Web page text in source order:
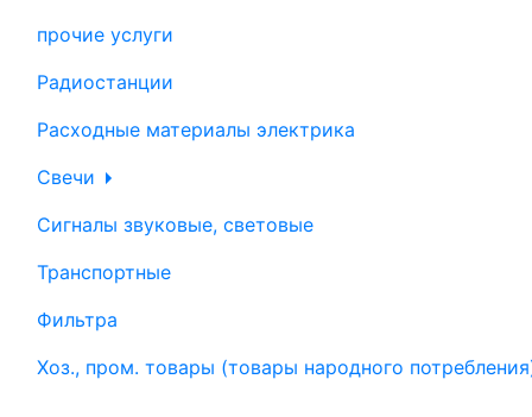
прочие услуги
Радиостанции
Расходные материалы электрика
Свечи
Сигналы звуковые, световые
Транспортные
Фильтра
Хоз., пром. товары (товары народного